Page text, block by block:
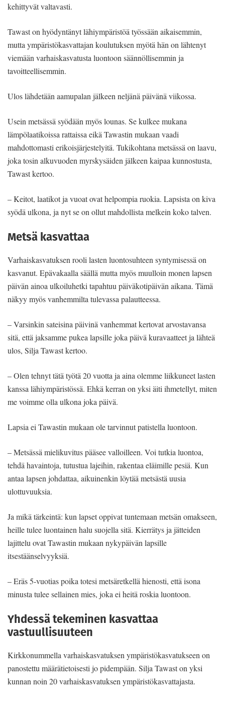
kehittyvät valtavasti.
Tawast on hyödyntänyt lähiympäristöä työssään aikaisemmin,
mutta ympäristökasvattajan koulutuksen myötä hän on lähtenyt
viemään varhaiskasvatusta luontoon säännöllisemmin ja
tavoitteellisemmin.
Ulos lähdetään aamupalan jälkeen neljänä päivänä viikossa.
Usein metsässä syödään myös lounas. Se kulkee mukana
lämpölaatikoissa rattaissa eikä Tawastin mukaan vaadi
mahdottomasti erikoisjärjestelyitä. Tukikohtana metsässä on laavu,
joka tosin alkuvuoden myrskysäiden jälkeen kaipaa kunnostusta,
Tawast kertoo.
– Keitot, laatikot ja vuoat ovat helpompia ruokia. Lapsista on kiva
syödä ulkona, ja nyt se on ollut mahdollista melkein koko talven.
Metsä kasvattaa
Varhaiskasvatuksen rooli lasten luontosuhteen syntymisessä on
kasvanut. Epävakaalla säällä mutta myös muulloin monen lapsen
päivän ainoa ulkoiluhetki tapahtuu päiväkotipäivän aikana. Tämä
näkyy myös vanhemmilta tulevassa palautteessa.
– Varsinkin sateisina päivinä vanhemmat kertovat arvostavansa
sitä, että jaksamme pukea lapsille joka päivä kuravaatteet ja lähteä
ulos, Silja Tawast kertoo.
– Olen tehnyt tätä työtä 20 vuotta ja aina olemme liikkuneet lasten
kanssa lähiympäristössä. Ehkä kerran on yksi äiti ihmetellyt, miten
me voimme olla ulkona joka päivä.
Lapsia ei Tawastin mukaan ole tarvinnut patistella luontoon.
– Metsässä mielikuvitus pääsee valloilleen. Voi tutkia luontoa,
tehdä havaintoja, tutustua lajeihin, rakentaa eläimille pesiä. Kun
antaa lapsen johdattaa, aikuinenkin löytää metsästä uusia
ulottuvuuksia.
Ja mikä tärkeintä: kun lapset oppivat tuntemaan metsän omakseen,
heille tulee luontainen halu suojella sitä. Kierrätys ja jätteiden
lajittelu ovat Tawastin mukaan nykypäivän lapsille
itsestäänselvyyksiä.
– Eräs 5-vuotias poika totesi metsäretkellä hienosti, että isona
minusta tulee sellainen mies, joka ei heitä roskia luontoon.
Yhdessä tekeminen kasvattaa
vastuullisuuteen
Kirkkonummella varhaiskasvatuksen ympäristökasvatukseen on
panostettu määrätietoisesti jo pidempään. Silja Tawast on yksi
kunnan noin 20 varhaiskasvatuksen ympäristökasvattajasta.